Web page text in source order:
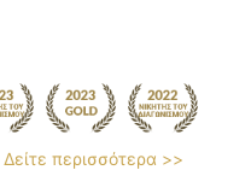
Δείτε περισσότερα >>